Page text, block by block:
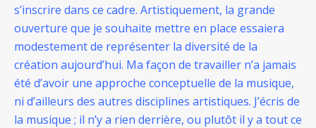
s’inscrire dans ce cadre. Artistiquement, la grande
ouverture que je souhaite mettre en place essaiera
modestement de représenter la diversité de la
création aujourd’hui. Ma façon de travailler n’a jamais
été d’avoir une approche conceptuelle de la musique,
ni d’ailleurs des autres disciplines artistiques. J’écris de
la musique ; il n’y a rien derrière, ou plutôt il y a tout ce